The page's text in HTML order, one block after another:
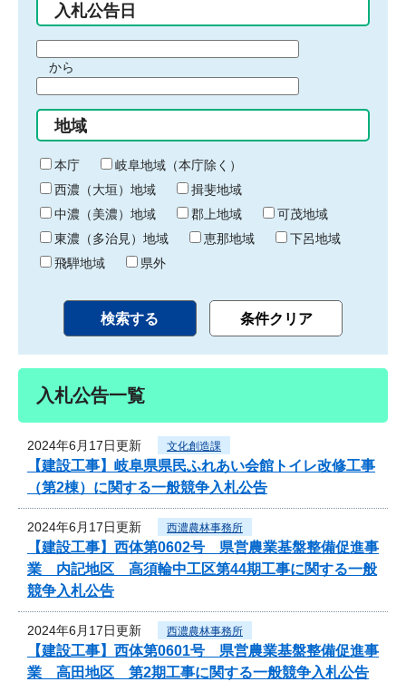
入札公告日
間
始
り
から
間
終
わ
り
地域
本庁
岐阜地域（本庁除く）
西濃（大垣）地域
揖斐地域
中濃（美濃）地域
郡上地域
可茂地域
東濃（多治見）地域
恵那地域
下呂地域
飛騨地域
県外
入札公告一覧
2024年6月17日更新 文化創造課
【建設工事】岐阜県県民ふれあい会館トイレ改修工事
（第2棟）に関する一般競争入札公告
2024年6月17日更新 西濃農林事務所
【建設工事】西体第0602号 県営農業基盤整備促進事
業 内記地区 高須輪中工区第44期工事に関する一般
競争入札公告
2024年6月17日更新 西濃農林事務所
【建設工事】西体第0601号 県営農業基盤整備促進事
業 高田地区 第2期工事に関する一般競争入札公告